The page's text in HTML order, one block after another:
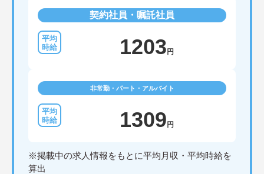
契約社員・嘱託社員
1203円
非常勤・パート・アルバイト
1309円
※掲載中の求人情報をもとに平均月収・平均時給を
算出